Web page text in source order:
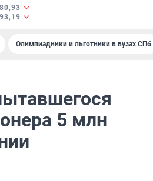
Олимпиадники и льготники в вузах СПб
5 млн